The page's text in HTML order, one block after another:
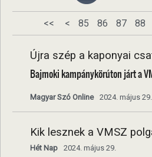
<< < 85 86 87 88
Újra szép a kaponyai
Bajmoki kampánykörúton járt a
Magyar Szó Online 2024. május
Kik lesznek a VMSZ
Hét Nap 2024. május 29.